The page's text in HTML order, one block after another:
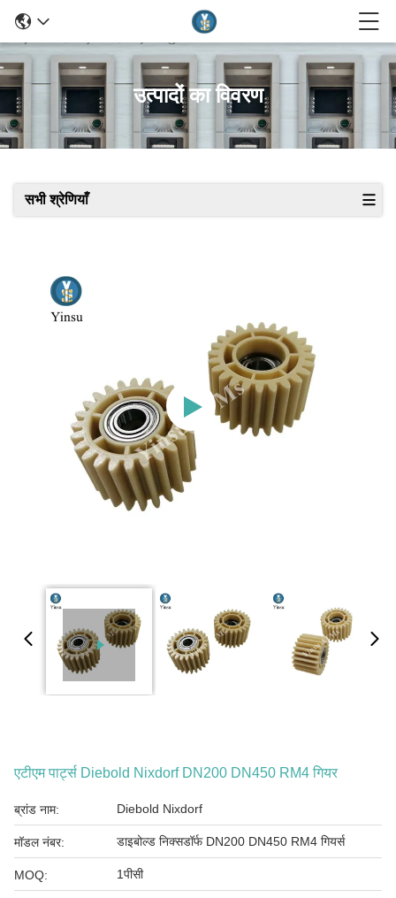
उत्पादों का विवरण
सभी श्रेणियाँ
एटीएम पार्ट्स Diebold Nixdorf DN200 DN450 RM4 गियर
ब्रांड नाम: Diebold Nixdorf
मॉडल नंबर: डाइबोल्ड निक्सडॉर्फ DN200 DN450 RM4 गियर्स
MOQ: 1पीसी